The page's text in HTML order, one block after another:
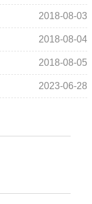
2018-08-03
2018-08-04
2018-08-05
2023-06-28